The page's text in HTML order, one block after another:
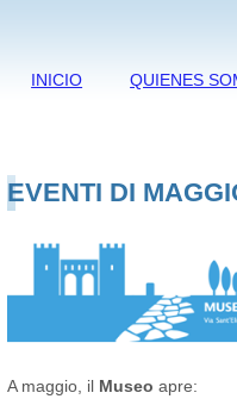
INICIO QUIENES
EVENTI DI
A maggio, il Museo apre: